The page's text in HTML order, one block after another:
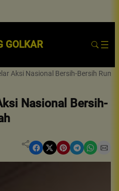
GOLKAR
Aksi Nasional Bersih-Bersih
Nasional Bersih-
Share on Facebook Share on X Share on Pinterest Share on Telegram Share on WhatsApp Share on Email